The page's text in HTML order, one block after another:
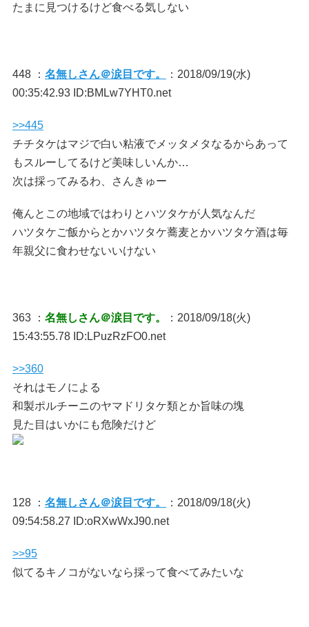
たまに見つけるけど食べる気しない
448 ： 名無しさん＠涙目です。
：2018/09/19(水)
00:35:42.93 ID:BMLw7YHT0.net
>>445
チチタケはマジで白い粘液でメッタメタなるからあって
もスルーしてるけど美味しいんか…
次は採ってみるわ、さんきゅー
俺んとこの地域ではわりとハツタケが人気なんだ
ハツタケご飯からとかハツタケ蕎麦とかハツタケ酒は毎
年親父に食わせないいけない
363 ： 名無しさん＠涙目です。
：2018/09/18(火)
15:43:55.78 ID:LPuzRzFO0.net
>>360
それはモノによる
和製ポルチーニのヤマドリタケ類とか旨味の塊
見た目はいかにも危険だけど
128 ： 名無しさん＠涙目です。
：2018/09/18(火)
09:54:58.27 ID:oRXwWxJ90.net
>>95
似てるキノコがないなら採って食べてみたいな